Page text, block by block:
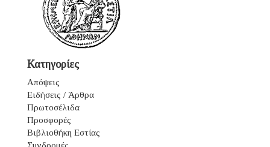
Κατηγορίες
Απόψεις
Ειδήσεις / Άρθρα
Πρωτοσέλιδα
Προσφορές
Βιβλιοθήκη Εστίας